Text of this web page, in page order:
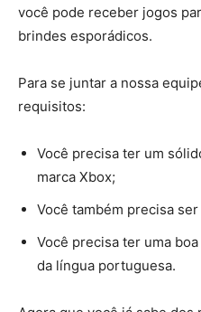
você pode receber jogos
brindes esporádicos.
Para se juntar a nossa
requisitos:
Você precisa ter um
marca Xbox;
Você também precisa
Você precisa ter uma
da língua portuguesa.